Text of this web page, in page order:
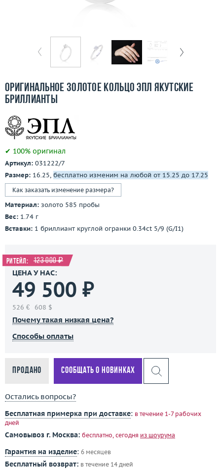
О компании
Контакты
3D-тур по шоуруму
Оригинальное золотое кольцо ЭПЛ Якутские
бриллианты
✔ 100% оригинал
Артикул: 031222/7
Размер: 16.25, бесплатно изменим на любой от 15.25 до 17.25
Как заказать изменение размера?
Материал: золото 585 пробы
Вес: 1.74 г
Вставки: 1 бриллиант круглой огранки 0.34ct 5/9 (G/I1)
Ритейл: 123 000 ₽
ЦЕНА У НАС:
49 500 ₽
526 € 608 $
Почему такая низкая цена?
Способы оплаты
Продано Сообщать о новинках
Остались вопросы?
Бесплатная примерка при доставке: в течение 1-7 рабочих
дней
Самовывоз г. Москва: бесплатно, сегодня из шоурума
Гарантия на изделие: 6 месяцев
Бесплатный возврат: в течение 14 дней